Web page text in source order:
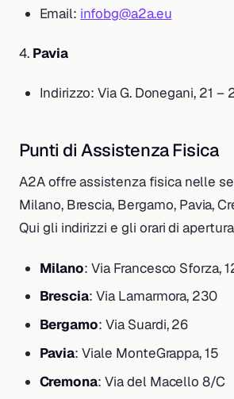
Email: infobg@a2a.eu
4. Pavia
Indirizzo: Via G. Donegani, 21 –
Punti di Assistenza Fisica
A2A offre assistenza fisica nelle
Milano, Brescia, Bergamo, Pavia,
Qui gli indirizzi e gli orari di
Milano: Via Francesco Sforza,
Brescia: Via Lamarmora, 230
Bergamo: Via Suardi, 26
Pavia: Viale MonteGrappa, 15
Cremona: Via del Macello 8/C